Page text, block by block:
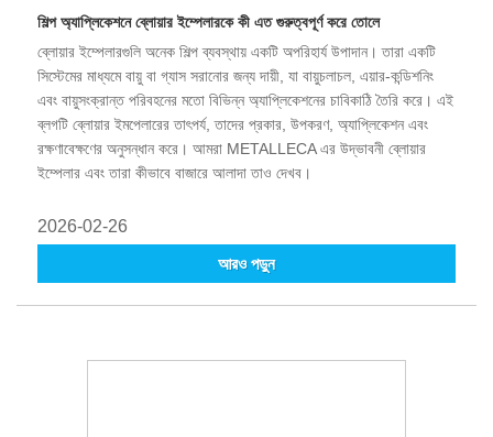
শিল্প অ্যাপ্লিকেশনে ব্লোয়ার ইম্পেলারকে কী এত গুরুত্বপূর্ণ করে তোলে
ব্লোয়ার ইম্পেলারগুলি অনেক শিল্প ব্যবস্থায় একটি অপরিহার্য উপাদান। তারা একটি
সিস্টেমের মাধ্যমে বায়ু বা গ্যাস সরানোর জন্য দায়ী, যা বায়ুচলাচল, এয়ার-কন্ডিশনিং
এবং বায়ুসংক্রান্ত পরিবহনের মতো বিভিন্ন অ্যাপ্লিকেশনের চাবিকাঠি তৈরি করে। এই
ব্লগটি ব্লোয়ার ইমপেলারের তাৎপর্য, তাদের প্রকার, উপকরণ, অ্যাপ্লিকেশন এবং
রক্ষণাবেক্ষণের অনুসন্ধান করে। আমরা METALLECA এর উদ্ভাবনী ব্লোয়ার
ইম্পেলার এবং তারা কীভাবে বাজারে আলাদা তাও দেখব।
2026-02-26
আরও পড়ুন